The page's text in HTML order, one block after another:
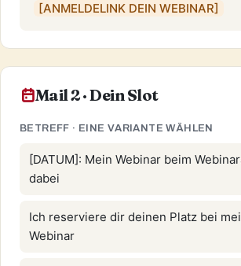
[ANMELDELINK DEIN WEBINAR]
Mail 2 · Dein Slot
BETREFF · EINE VARIANTE WÄHLEN
[DATUM]: Mein Webinar beim
dabei
Ich reserviere dir deinen Platz bei
Webinar